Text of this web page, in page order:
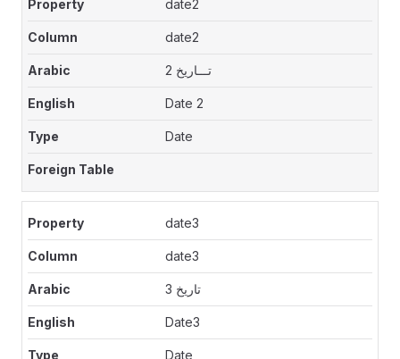
date2
date2
تـــاريخ 2
Date 2
Date
date3
date3
تاريخ 3
Date3
Date